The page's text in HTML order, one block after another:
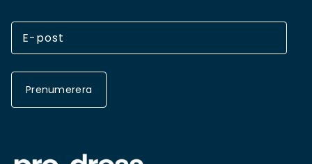
Prenumerera